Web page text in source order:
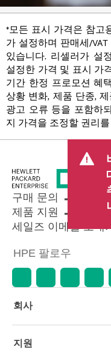
*모든 표시 가격은 참고
가 설정하며 판매세/
있습니다. 리셀러가 설
설정한 가격 및 표시 가
기간 한정 프로모션 혜
상황 변화, 제품 단종,
광고 오류 등을 포함하
지 가격을 조정할 권리
구매 문의
제품 지원
세일즈 이메일 보내
HPE 팔로우
회사
HPE 소개
지원